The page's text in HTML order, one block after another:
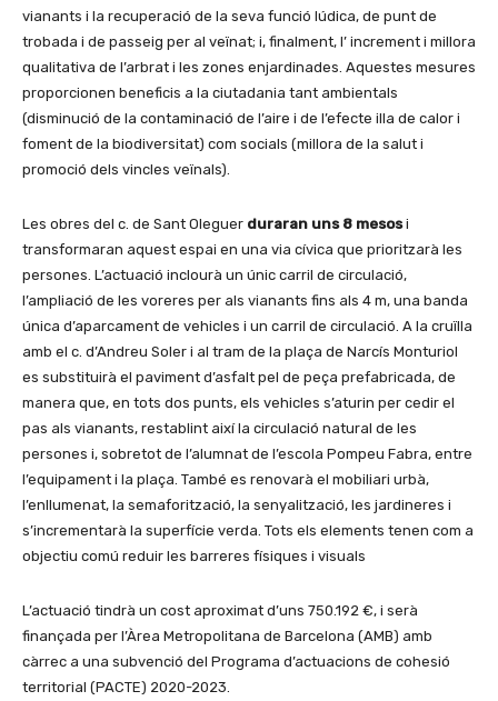
vianants i la recuperació de la seva funció lúdica, de punt de
trobada i de passeig per al veïnat; i, finalment, l’ increment i millora
qualitativa de l’arbrat i les zones enjardinades. Aquestes mesures
proporcionen beneficis a la ciutadania tant ambientals
(disminució de la contaminació de l’aire i de l’efecte illa de calor i
foment de la biodiversitat) com socials (millora de la salut i
promoció dels vincles veïnals).
Les obres del c. de Sant Oleguer duraran uns 8 mesosi
transformaran aquest espai en una via cívica que prioritzarà les
persones. L’actuació inclourà un únic carril de circulació,
l’ampliació de les voreres per als vianants fins als 4 m, una banda
única d’aparcament de vehicles i un carril de circulació. A la cruïlla
amb el c. d’Andreu Soler i al tram de la plaça de Narcís Monturiol
es substituirà el paviment d’asfalt pel de peça prefabricada, de
manera que, en tots dos punts, els vehicles s’aturin per cedir el
pas als vianants, restablint així la circulació natural de les
persones i, sobretot de l’alumnat de l’escola Pompeu Fabra, entre
l’equipament i la plaça. També es renovarà el mobiliari urbà,
l’enllumenat, la semaforització, la senyalització, les jardineres i
s’incrementarà la superfície verda. Tots els elements tenen com a
objectiu comú reduir les barreres físiques i visuals
L’actuació tindrà un cost aproximat d’uns 750.192 €, i serà
finançada per l’Àrea Metropolitana de Barcelona (AMB) amb
càrrec a una subvenció del Programa d’actuacions de cohesió
territorial (PACTE) 2020-2023.